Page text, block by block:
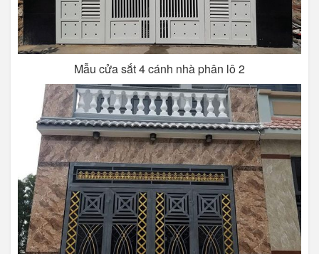
Mẫu cửa sắt 4 cánh nhà phân lô 2